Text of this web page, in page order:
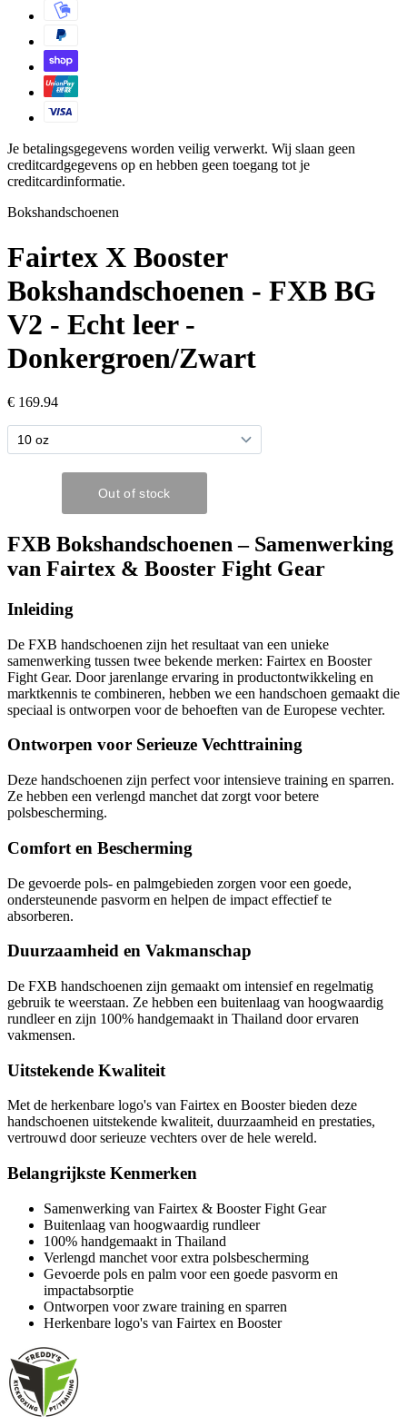
Je betalingsgegevens worden veilig verwerkt. Wij slaan geen
creditcardgegevens op en hebben geen toegang tot je
creditcardinformatie.
Bokshandschoenen
Fairtex X Booster
Bokshandschoenen - FXB BG
V2 - Echt leer -
Donkergroen/Zwart
€ 169.94
FXB Bokshandschoenen – Samenwerking
van Fairtex & Booster Fight Gear
Inleiding
De FXB handschoenen zijn het resultaat van een unieke
samenwerking tussen twee bekende merken: Fairtex en Booster
Fight Gear. Door jarenlange ervaring in productontwikkeling en
marktkennis te combineren, hebben we een handschoen gemaakt die
speciaal is ontworpen voor de behoeften van de Europese vechter.
Ontworpen voor Serieuze Vechttraining
Deze handschoenen zijn perfect voor intensieve training en sparren.
Ze hebben een verlengd manchet dat zorgt voor betere
polsbescherming.
Comfort en Bescherming
De gevoerde pols- en palmgebieden zorgen voor een goede,
ondersteunende pasvorm en helpen de impact effectief te
absorberen.
Duurzaamheid en Vakmanschap
De FXB handschoenen zijn gemaakt om intensief en regelmatig
gebruik te weerstaan. Ze hebben een buitenlaag van hoogwaardig
rundleer en zijn 100% handgemaakt in Thailand door ervaren
vakmensen.
Uitstekende Kwaliteit
Met de herkenbare logo's van Fairtex en Booster bieden deze
handschoenen uitstekende kwaliteit, duurzaamheid en prestaties,
vertrouwd door serieuze vechters over de hele wereld.
Belangrijkste Kenmerken
Samenwerking van Fairtex & Booster Fight Gear
Buitenlaag van hoogwaardig rundleer
100% handgemaakt in Thailand
Verlengd manchet voor extra polsbescherming
Gevoerde pols en palm voor een goede pasvorm en
impactabsorptie
Ontworpen voor zware training en sparren
Herkenbare logo's van Fairtex en Booster